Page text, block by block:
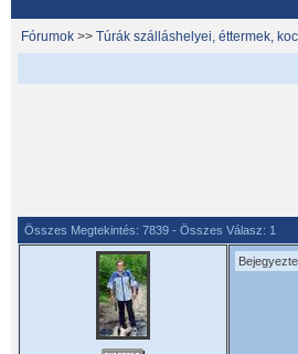
Fórumok >> Túrák szálláshelyei, éttermek,
Összes Megtekintés: 7839 - Összes Válasz: 1